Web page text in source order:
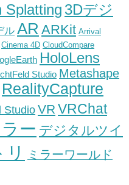
Splatting 3Dデジ
ル AR ARKit Arrival
Cinema 4D CloudCompare
HoloLens
Studio Metashape
RealityCapture
Studio VR VRChat
ー デジタルツイ
ミラーワールド